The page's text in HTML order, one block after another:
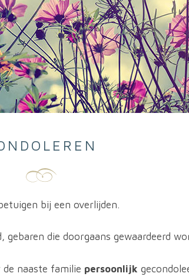
bij een overlijden.
die doorgaans gewaardeerd
naaste familie persoonlijk